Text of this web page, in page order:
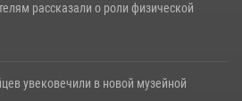
рассказали о роли физической
увековечили в новой музейной